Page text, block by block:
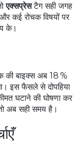
एक्सप्रेसटैग सही जगह
कई रोचक विषयों पर
के।
की बाइक्स अब 18 %
इस फैसले से दोपहिया
घटाने की घोषणा कर
अब सही समय है।